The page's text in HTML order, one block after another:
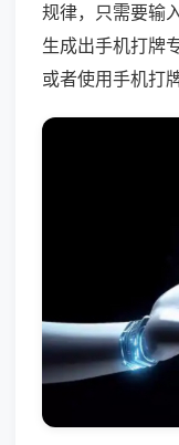
规律，只需要输
生成出手机打牌
或者使用手机打